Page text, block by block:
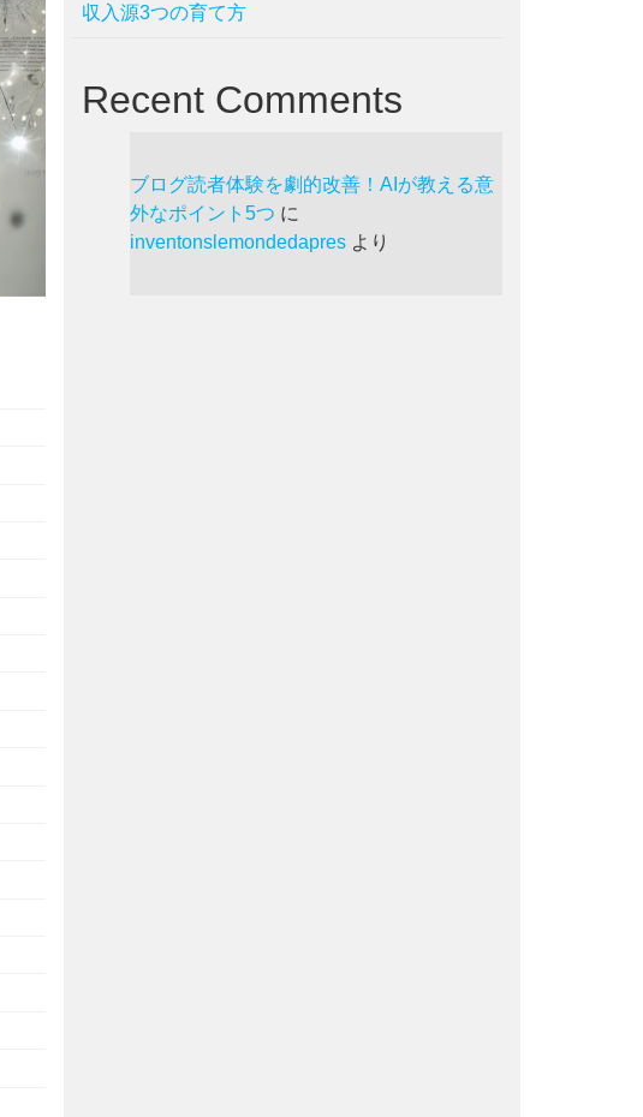
収入源3つの育て方
Recent Comments
ブログ読者体験を劇的改善！AIが教える意
外なポイント5つ に
inventonslemondedapres より